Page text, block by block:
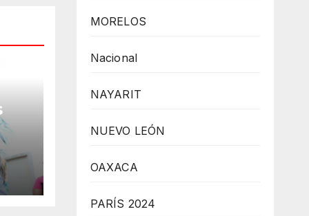
MORELOS
Nacional
NAYARIT
NUEVO LEÓN
OAXACA
PARÍS 2024